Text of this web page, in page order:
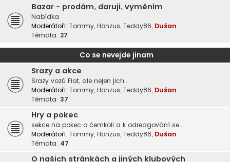
Bazar - prodám, daruji, vyměním
Nabídka
Moderátoři: Tommy, Honzus, Teddy86, Dušan
Témata: 27
Co se nevejde jinam
Srazy a akce
Srazy vozů Fiat, ale nejen jich...
Moderátoři: Tommy, Honzus, Teddy86, Dušan
Témata: 37
Hry a pokec
sekce na pokec o čemkoli a k odreagování se...
Moderátoři: Tommy, Honzus, Teddy86, Dušan
Témata: 47
O našich stránkách a jiných klubových